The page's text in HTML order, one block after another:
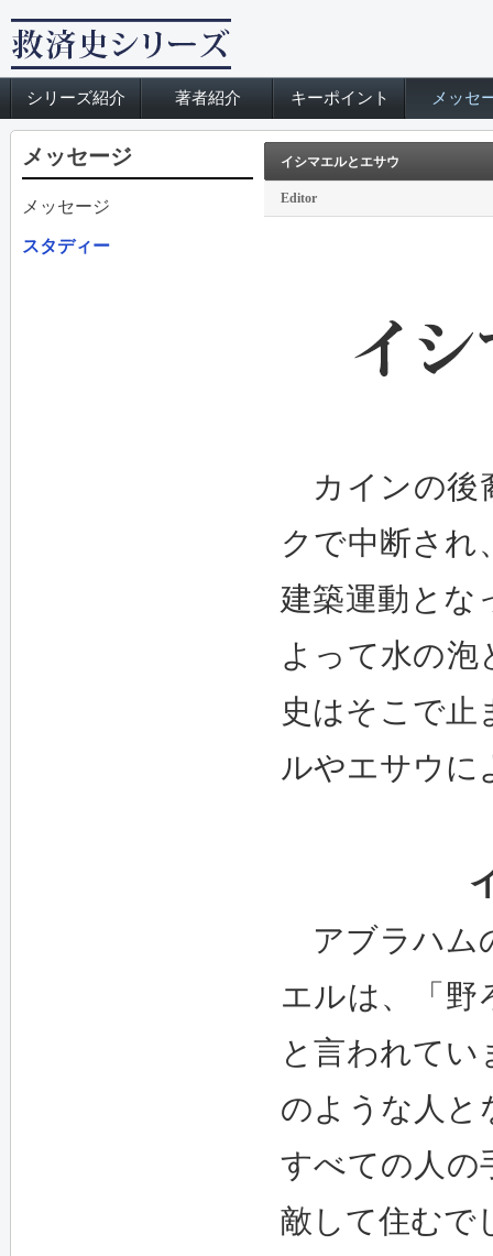
シリーズ紹介 著者紹介 キーポイント メッセ
メッセージ
メッセージ
スタディー
イシマエルとエサウ
Editor
カインの後
クで中断され
建築運動とな
よって水の泡
史はそこで止
ルやエサウに
アブラハム
エルは、「野
と言われてい
のような人と
すべての人の
敵して住むで